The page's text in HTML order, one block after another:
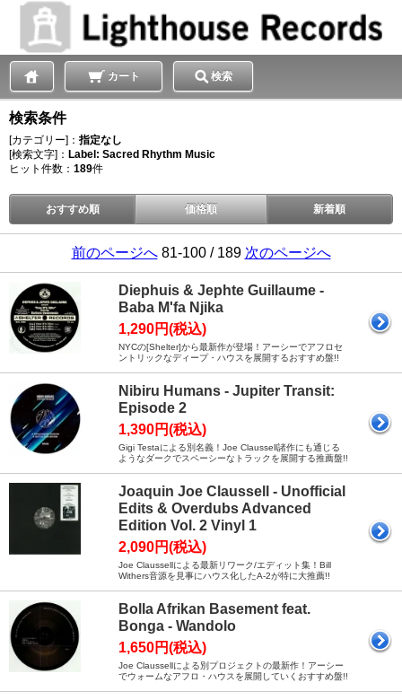
カート 検索
検索条件
[カテゴリー]： 指定なし
[検索文字]： Label: Sacred Rhythm Music
ヒット件数： 189件
おすすめ順 価格順 新着順
前のページへ81-100 / 189 次のページへ
Diephuis & Jephte Guillaume -
Baba M'fa Njika
1,290円(税込)
NYCの[Shelter]から最新作が登場！アーシーでアフロセ
ントリックなディープ・ハウスを展開するおすすめ盤!!
Nibiru Humans - Jupiter Transit:
Episode 2
1,390円(税込)
Gigi Testaによる別名義！Joe Claussell諸作にも通じる
ようなダークでスペーシーなトラックを展開する推薦盤!!
Joaquin Joe Claussell - Unofficial
Edits & Overdubs Advanced
Edition Vol. 2 Vinyl 1
2,090円(税込)
Joe Claussellによる最新リワーク/エディット集！Bill
Withers音源を見事にハウス化したA-2が特に大推薦!!
Bolla Afrikan Basement feat.
Bonga - Wandolo
1,650円(税込)
Joe Claussellによる別プロジェクトの最新作！アーシー
でウォームなアフロ・ハウスを展開していくおすすめ盤!!